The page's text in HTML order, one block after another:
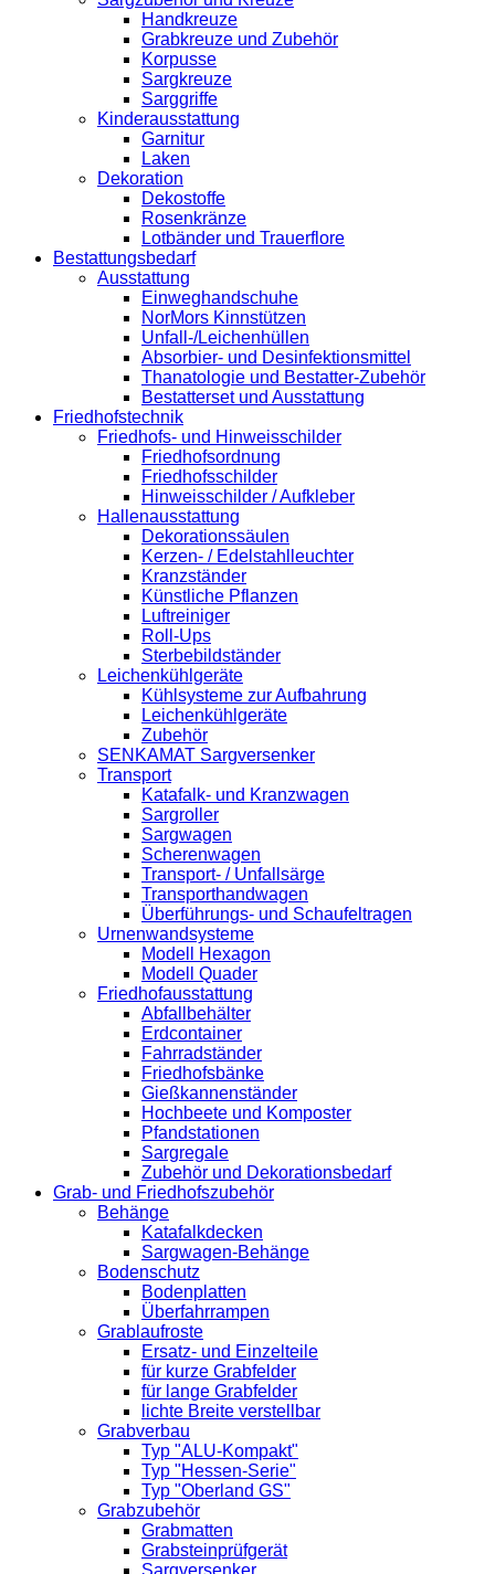
Handkreuze
Grabkreuze und Zubehör
Korpusse
Sargkreuze
Sarggriffe
Kinderausstattung
Garnitur
Laken
Dekoration
Dekostoffe
Rosenkränze
Lotbänder und Trauerflore
Bestattungsbedarf
Ausstattung
Einweghandschuhe
NorMors Kinnstützen
Unfall-/Leichenhüllen
Absorbier- und Desinfektionsmittel
Thanatologie und Bestatter-Zubehör
Bestatterset und Ausstattung
Friedhofstechnik
Friedhofs- und Hinweisschilder
Friedhofsordnung
Friedhofsschilder
Hinweisschilder / Aufkleber
Hallenausstattung
Dekorationssäulen
Kerzen- / Edelstahlleuchter
Kranzständer
Künstliche Pflanzen
Luftreiniger
Roll-Ups
Sterbebildständer
Leichenkühlgeräte
Kühlsysteme zur Aufbahrung
Leichenkühlgeräte
Zubehör
SENKAMAT Sargversenker
Transport
Katafalk- und Kranzwagen
Sargroller
Sargwagen
Scherenwagen
Transport- / Unfallsärge
Transporthandwagen
Überführungs- und Schaufeltragen
Urnenwandsysteme
Modell Hexagon
Modell Quader
Friedhofausstattung
Abfallbehälter
Erdcontainer
Fahrradständer
Friedhofsbänke
Gießkannenständer
Hochbeete und Komposter
Pfandstationen
Sargregale
Zubehör und Dekorationsbedarf
Grab- und Friedhofszubehör
Behänge
Katafalkdecken
Sargwagen-Behänge
Bodenschutz
Bodenplatten
Überfahrrampen
Grablaufroste
Ersatz- und Einzelteile
für kurze Grabfelder
für lange Grabfelder
lichte Breite verstellbar
Grabverbau
Typ "ALU-Kompakt"
Typ "Hessen-Serie"
Typ "Oberland GS"
Grabzubehör
Grabmatten
Grabsteinprüfgerät